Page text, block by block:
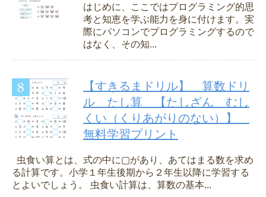
はじめに、ここではプログラミング的思
考と知恵を学ぶ能力を身に付けます。実
際にパソコンでプログラミングするので
はなく、その知...
【すきるまドリル】 算数ドリ
ル たし算 【たしざん むし
くい（くりあがりのない）】
無料学習プリント
虫食い算とは、式の中に▢があり、あてはまる数を求め
る計算です。小学１年生後期から２年生以降に学習する
とよいでしょう。 虫食い計算は、算数の基本...